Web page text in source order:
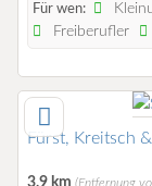
Für wen:
Freiberufler
Fürst, Kreitsch
3,9 km